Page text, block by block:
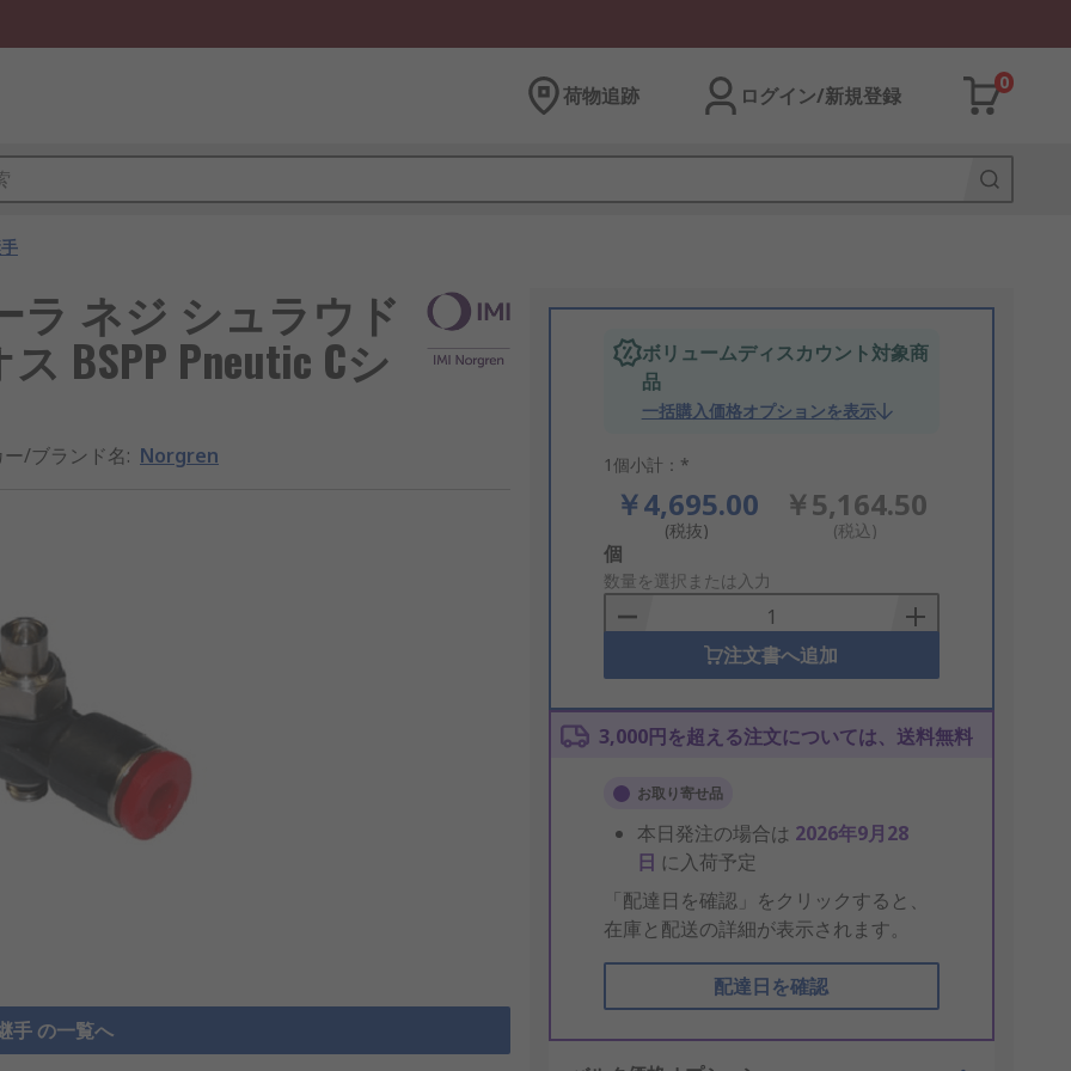
荷物追跡 ログイン/新規登録
0
ラ ネジ シュラウド
BSPP Pneutic Cシ
/ブランド名: Norgren
手 の一覧へ
ボリュームディスカウント対象商
品
一括購入価格オプションを表示
1個小計：*
￥4,695.00
(税抜)
￥5,164.50
(税込)
Add
to
Basket
個
数量を選択または入力
注文書へ追加
3,000円を超える注文については、送料無料
お取り寄せ品
本日発注の場合は 2026年9月28
日 に入荷予定
「配達日を確認」をクリックすると、
在庫と配送の詳細が表示されます。
配達日を確認